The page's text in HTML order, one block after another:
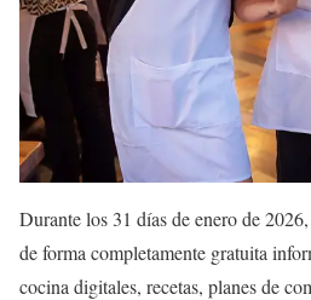
Durante los 31 días de enero de
de forma completamente gratuita
cocina digitales, recetas, planes de